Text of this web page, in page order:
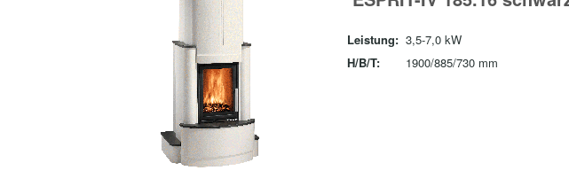
Leistung: 3,5-7,0 kW
H/B/T:
1900/885/730 mm